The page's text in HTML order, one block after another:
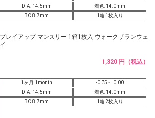
DIA: 14.5mm
着色: 14.0mm
BC 8.7mm
1箱 1枚入り
プレイアップ マンスリー 1箱1枚入 ウォークザランウェ
イ
1,320 円（税込）
1ヶ月 1month
-0.75～ 0.00
DIA: 14.5mm
着色: 14.0mm
BC 8.7mm
1箱 2枚入り